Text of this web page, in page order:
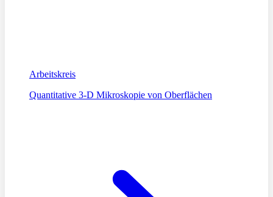
Arbeitskreis
Quantitative 3-D Mikroskopie von Oberflächen